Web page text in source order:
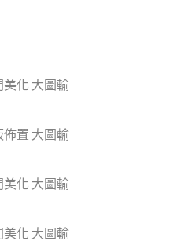
化 大圖輸
置 大圖輸
化 大圖輸
化 大圖輸